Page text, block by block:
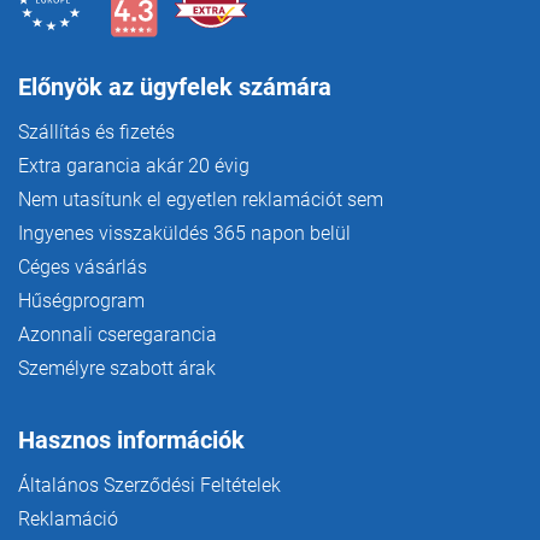
Előnyök az ügyfelek számára
Szállítás és fizetés
Extra garancia akár 20 évig
Nem utasítunk el egyetlen reklamációt sem
Ingyenes visszaküldés 365 napon belül
Céges vásárlás
Hűségprogram
Azonnali cseregarancia
Személyre szabott árak
Hasznos információk
Általános Szerződési Feltételek
Reklamáció